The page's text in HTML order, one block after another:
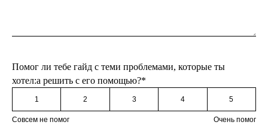
Помог ли тебе гайд с теми проблемами, которые ты
хотел:а решить с его помощью?*
1 2 3 4 5
Совсем не помог Очень помог